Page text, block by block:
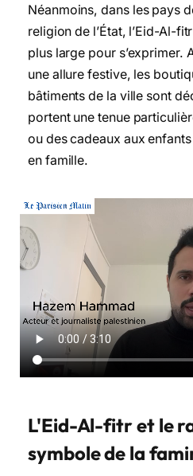
Néanmoins, dans les pays
religion de l’État, l’Eid-Al-
plus large pour s’exprimer.
une allure festive, les
bâtiments de la ville sont
portent une tenue
ou des cadeaux aux
en famille.
L'Eid-Al-fitr et le
symbole de la